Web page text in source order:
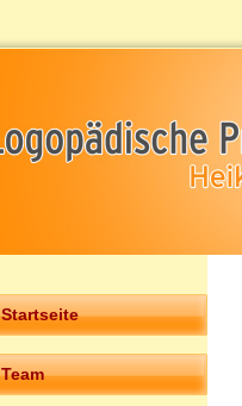
Startseite
Team